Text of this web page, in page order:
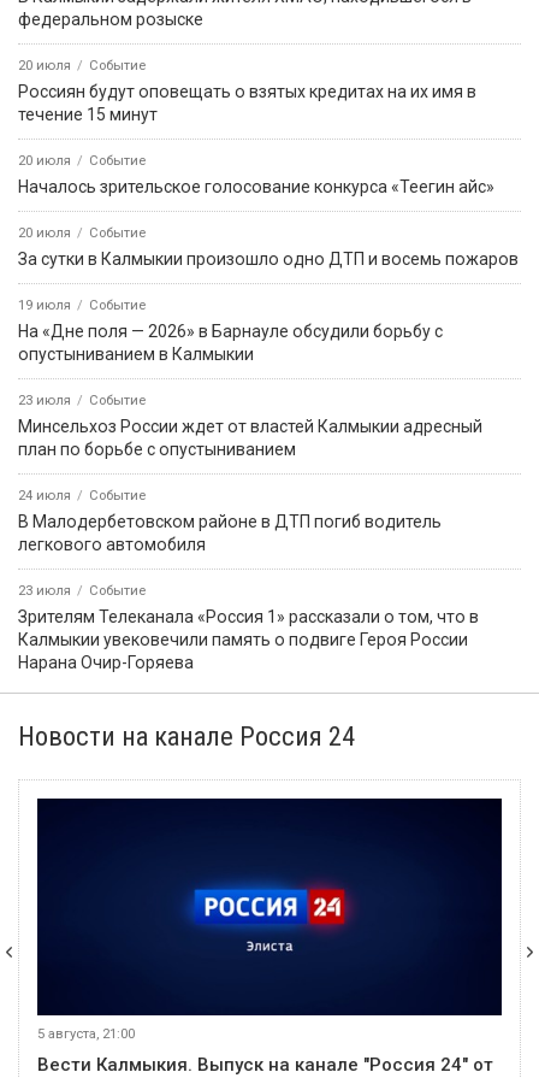
федеральном розыске
20 июля Событие
Россиян будут оповещать о взятых кредитах на их имя в
течение 15 минут
20 июля Событие
Началось зрительское голосование конкурса «Теегин айс»
20 июля Событие
За сутки в Калмыкии произошло одно ДТП и восемь пожаров
19 июля Событие
На «Дне поля — 2026» в Барнауле обсудили борьбу с
опустыниванием в Калмыкии
23 июля Событие
Минсельхоз России ждет от властей Калмыкии адресный
план по борьбе с опустыниванием
24 июля Событие
В Малодербетовском районе в ДТП погиб водитель
легкового автомобиля
23 июля Событие
Зрителям Телеканала «Россия 1» рассказали о том, что в
Калмыкии увековечили память о подвиге Героя России
Нарана Очир-Горяева
Новости на канале Россия 24
5 августа, 21:00
Вести Калмыкия. Выпуск на канале "Россия 24" от